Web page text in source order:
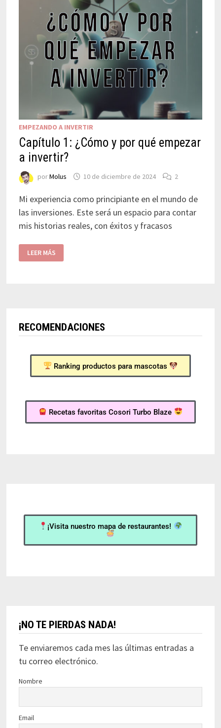
EMPEZANDO A INVERTIR
Capítulo 1: ¿Cómo y por qué empezar
a invertir?
porMolus 10 de diciembre de 2024 2
Mi experiencia como principiante en el mundo de
las inversiones. Este será un espacio para contar
mis historias reales, con éxitos y fracasos
LEER MÁS
RECOMENDACIONES
Ranking productos para mascotas
Recetas favoritas Cosori Turbo Blaze
¡Visita nuestro mapa de restaurantes!
¡NO TE PIERDAS NADA!
Te enviaremos cada mes las últimas entradas a
tu correo electrónico.
Nombre
Email